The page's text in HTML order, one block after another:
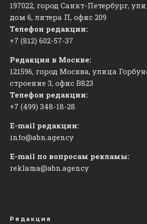
197022, город Санкт-Петербург,
дом 6, литера П, офис 209
Телефон редакции:
+7 (812) 602-57-37
Редакция в Москве:
121596, город Москва, улица
строение 3, офис ​В823
Телефон редакции:
+7 (499) 348-18-28
E-mail редакции:
info@abn.agency
E-mail по вопросам рекламы:
reklama@abn.agency
Редакция